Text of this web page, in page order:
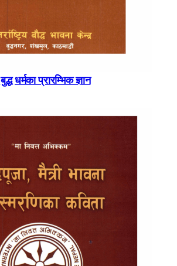
बुद्ध धर्मका प्रारम्भिक ज्ञान